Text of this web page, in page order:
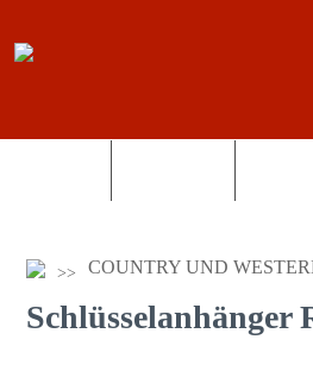
COUNTRY UND
Schlüsselanhänger